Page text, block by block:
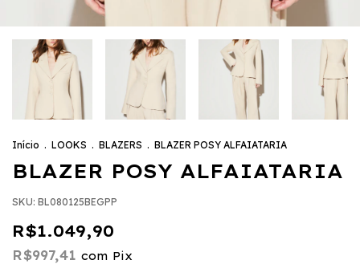
Início . LOOKS . BLAZERS . BLAZER POSY ALFAIATARIA
BLAZER POSY ALFAIATARIA
SKU: BL080125BEGPP
R$1.049,90
R$997,41 com Pix